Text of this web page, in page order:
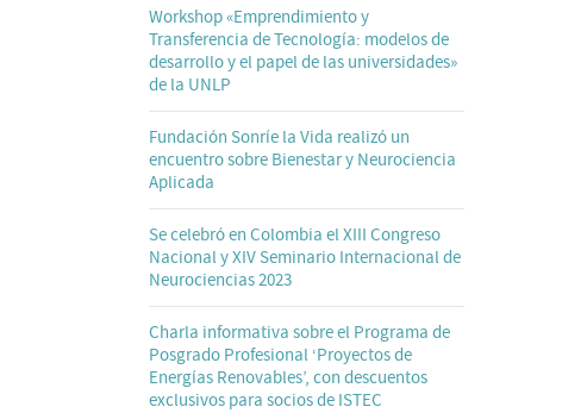
Workshop «Emprendimiento y
Transferencia de Tecnología: modelos de
desarrollo y el papel de las universidades»
de la UNLP
Fundación Sonríe la Vida realizó un
encuentro sobre Bienestar y Neurociencia
Aplicada
Se celebró en Colombia el XIII Congreso
Nacional y XIV Seminario Internacional de
Neurociencias 2023
Charla informativa sobre el Programa de
Posgrado Profesional ‘Proyectos de
Energías Renovables’, con descuentos
exclusivos para socios de ISTEC